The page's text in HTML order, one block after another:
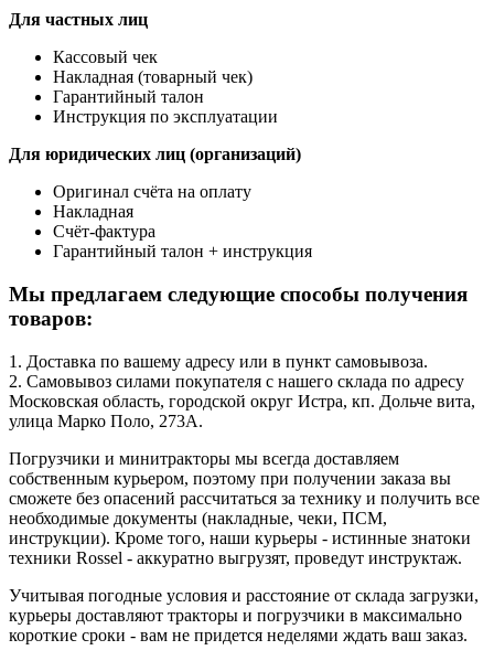
Для частных лиц
Кассовый чек
Накладная (товарный чек)
Гарантийный талон
Инструкция по эксплуатации
Для юридических лиц (организаций)
Оригинал счёта на оплату
Накладная
Счёт-фактура
Гарантийный талон + инструкция
Мы предлагаем следующие способы получения
товаров:
1. Доставка по вашему адресу или в пункт самовывоза.
2. Самовывоз силами покупателя с нашего склада по адресу
Московская область, городской округ Истра, кп. Дольче вита,
улица Марко Поло, 273А.
Погрузчики и минитракторы мы всегда доставляем
собственным курьером, поэтому при получении заказа вы
сможете без опасений рассчитаться за технику и получить все
необходимые документы (накладные, чеки, ПСМ,
инструкции). Кроме того, наши курьеры - истинные знатоки
техники Rossel - аккуратно выгрузят, проведут инструктаж.
Учитывая погодные условия и расстояние от склада загрузки,
курьеры доставляют тракторы и погрузчики в максимально
короткие сроки - вам не придется неделями ждать ваш заказ.